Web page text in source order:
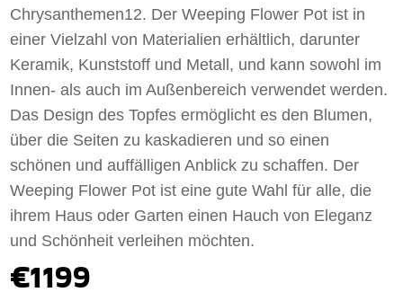
Chrysanthemen12. Der Weeping Flower Pot ist in
einer Vielzahl von Materialien erhältlich, darunter
Keramik, Kunststoff und Metall, und kann sowohl im
Innen- als auch im Außenbereich verwendet werden.
Das Design des Topfes ermöglicht es den Blumen,
über die Seiten zu kaskadieren und so einen
schönen und auffälligen Anblick zu schaffen. Der
Weeping Flower Pot ist eine gute Wahl für alle, die
ihrem Haus oder Garten einen Hauch von Eleganz
und Schönheit verleihen möchten.
€1199